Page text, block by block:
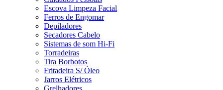
Escova Limpeza Facial
Ferros de Engomar
Depiladores
Secadores Cabelo
Sistemas de som Hi-Fi
Torradeiras
Tira Borbotos
Fritadeira S/ Óleo
Jarros Elétricos
Grelhadores